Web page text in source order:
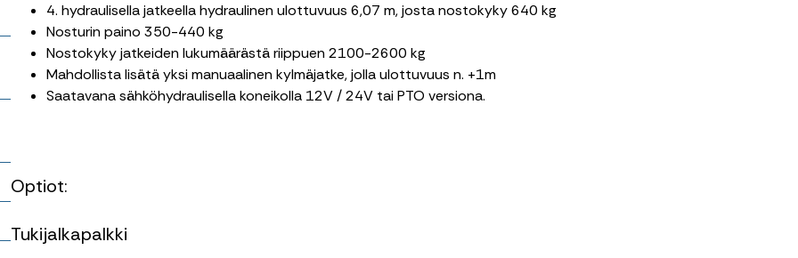
4. hydraulisella jatkeella hydraulinen ulottuvuus 6,07 m, josta nostokyky 640 kg
Nosturin paino 350-440 kg
Nostokyky jatkeiden lukumäärästä riippuen 2100-2600 kg
Mahdollista lisätä yksi manuaalinen kylmäjatke, jolla ulottuvuus n. +1m
Saatavana sähköhydraulisella koneikolla 12V / 24V tai PTO versiona.
Optiot:
Tukijalkapalkki